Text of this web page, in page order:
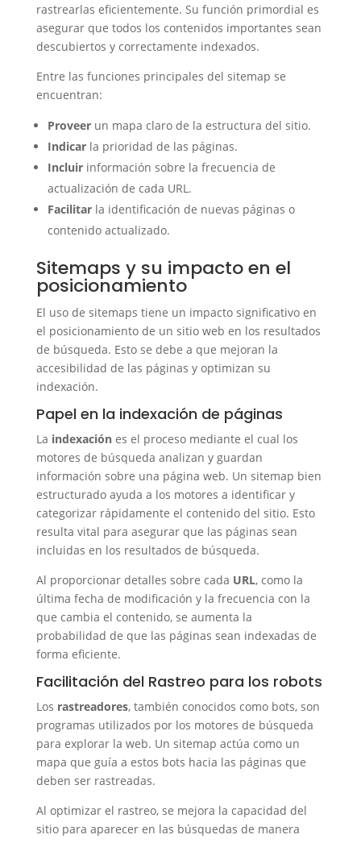
rastrearlas eficientemente. Su función primordial es
asegurar que todos los contenidos importantes sean
descubiertos y correctamente indexados.
Entre las funciones principales del sitemap se
encuentran:
Proveerun mapa claro de la estructura del sitio.
Indicarla prioridad de las páginas.
Incluirinformación sobre la frecuencia de
actualización de cada URL.
Facilitarla identificación de nuevas páginas o
contenido actualizado.
Sitemaps y su impacto en el
posicionamiento
El uso de sitemaps tiene un impacto significativo en
el posicionamiento de un sitio web en los resultados
de búsqueda. Esto se debe a que mejoran la
accesibilidad de las páginas y optimizan su
indexación.
Papel en la indexación de páginas
La indexaciónes el proceso mediante el cual los
motores de búsqueda analizan y guardan
información sobre una página web. Un sitemap bien
estructurado ayuda a los motores a identificar y
categorizar rápidamente el contenido del sitio. Esto
resulta vital para asegurar que las páginas sean
incluidas en los resultados de búsqueda.
Al proporcionar detalles sobre cada URL, como la
última fecha de modificación y la frecuencia con la
que cambia el contenido, se aumenta la
probabilidad de que las páginas sean indexadas de
forma eficiente.
Facilitación del Rastreo para los robots
Los rastreadores, también conocidos como bots, son
programas utilizados por los motores de búsqueda
para explorar la web. Un sitemap actúa como un
mapa que guía a estos bots hacia las páginas que
deben ser rastreadas.
Al optimizar el rastreo, se mejora la capacidad del
sitio para aparecer en las búsquedas de manera